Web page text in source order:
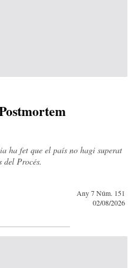
ha fet que el país no hagi superat
del Procés.
Any 7 Núm. 151
02/08/2026